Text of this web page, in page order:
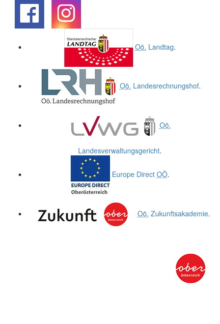
Oö. Landtag.
Oö. Landesrechnungshof.
Oö.
Landesverwaltungsgericht.
Europe Direct OÖ.
Oö. Zukunftsakademie.